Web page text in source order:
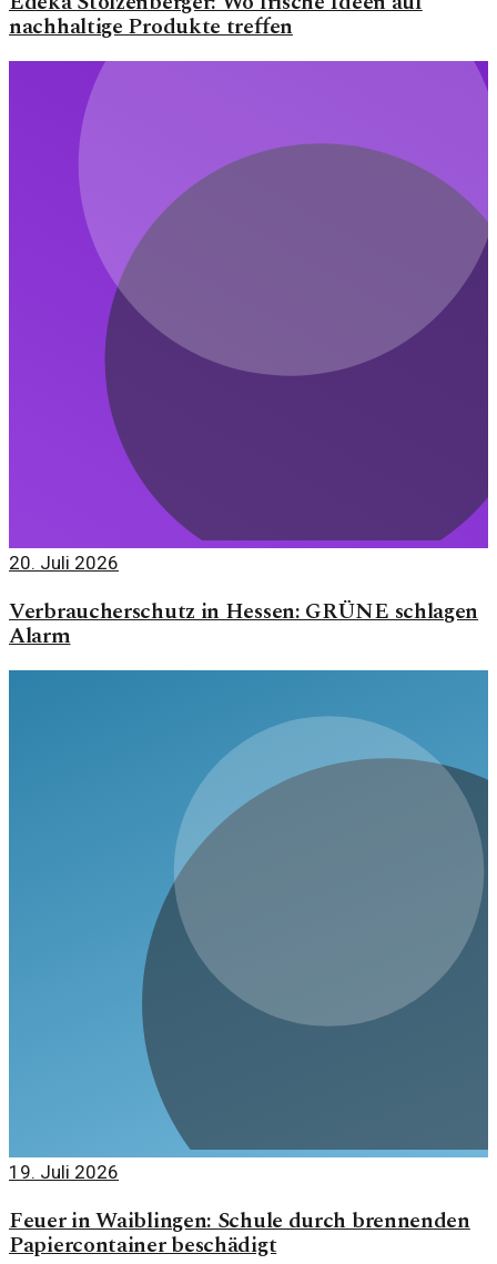
nachhaltige Produkte treffen
20. Juli 2026
Verbraucherschutz in Hessen: GRÜNE schlagen
Alarm
19. Juli 2026
Feuer in Waiblingen: Schule durch brennenden
Papiercontainer beschädigt